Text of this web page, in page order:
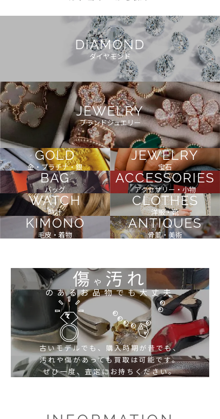
DIAMOND
ダイヤモンド
JEWELRY
ブランドジュエリー
GOLD
金・プラチナ・銀
JEWELRY
宝石
BAG
バッグ
ACCESSORIES
アクセサリー・小物
WATCH
時計
CLOTHES
洋服・靴
KIMONO
毛皮・着物
ANTIQUES
骨董・美術
傷や 汚れ
のあるお品物でも大丈夫
古いモデルでも、購入時期が昔でも、
汚れや傷があっても買取は可能です。
ぜひ一度、査定にお持ちください。